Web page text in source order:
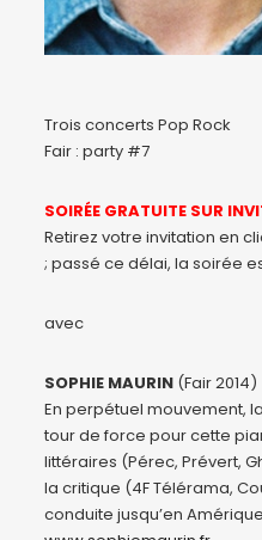
Trois concerts Pop Rock
Fair : party #7
SOIRÉE GRATUITE SUR
Retirez votre invitation en
; passé ce délai, la soirée
avec
SOPHIE MAURIN (Fair 2014)
En perpétuel mouvement,
tour de force pour cette
littéraires (Pérec, Prévert,
la critique (4F Télérama,
conduite jusqu’en